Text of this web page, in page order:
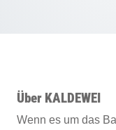
Über KALDEWEI
Wenn es um das